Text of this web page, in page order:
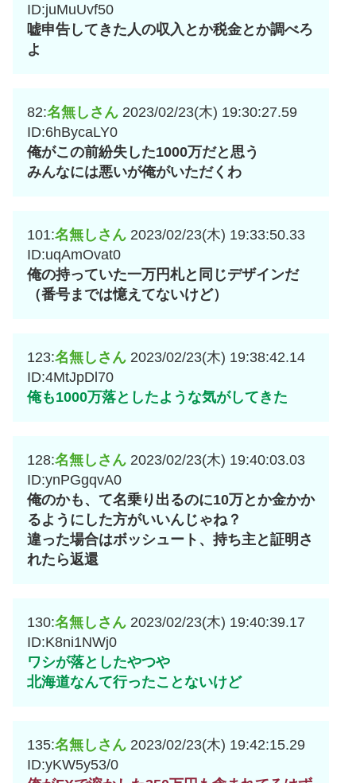
ID:juMuUvf50
嘘申告してきた人の収入とか税金とか調べろ
よ
82:名無しさん 2023/02/23(木) 19:30:27.59
ID:6hBycaLY0
俺がこの前紛失した1000万だと思う
みんなには悪いが俺がいただくわ
101:名無しさん 2023/02/23(木) 19:33:50.33
ID:uqAmOvat0
俺の持っていた一万円札と同じデザインだ
（番号までは憶えてないけど）
123:名無しさん 2023/02/23(木) 19:38:42.14
ID:4MtJpDl70
俺も1000万落としたような気がしてきた
128:名無しさん 2023/02/23(木) 19:40:03.03
ID:ynPGgqvA0
俺のかも、て名乗り出るのに10万とか金かか
るようにした方がいいんじゃね？
違った場合はボッシュート、持ち主と証明さ
れたら返還
130:名無しさん 2023/02/23(木) 19:40:39.17
ID:K8ni1NWj0
ワシが落としたやつや
北海道なんて行ったことないけど
135:名無しさん 2023/02/23(木) 19:42:15.29
ID:yKW5y53/0